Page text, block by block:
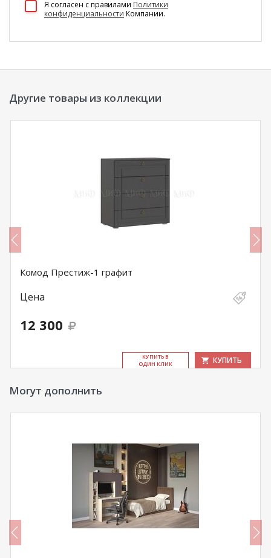
Я согласен c правилами Политики
конфиденциальности Компании.
Другие товары из коллекции
Комод Престиж-1 графит
Цена
12 300
КУ­ПИТЬ В
ОДИН КЛИК
КУПИТЬ
Могут дополнить